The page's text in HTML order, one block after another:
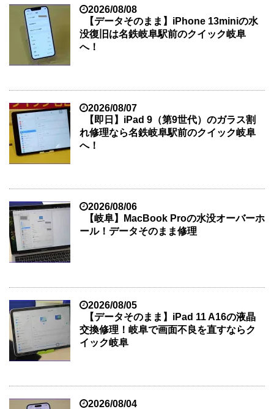
2026/08/08
【データそのまま】iPhone 13miniの水
没復旧は名鉄岐阜駅前のクイック岐阜
へ！
2026/08/07
【即日】iPad 9（第9世代）のガラス割
れ修理なら名鉄岐阜駅前のクイック岐阜
へ！
2026/08/06
【岐阜】MacBook Proの水没オーバーホ
ール！データそのまま修理
2026/08/05
【データそのまま】iPad 11 A16の液晶
交換修理！岐阜で画面不良を直すならク
イック岐阜
2026/08/04